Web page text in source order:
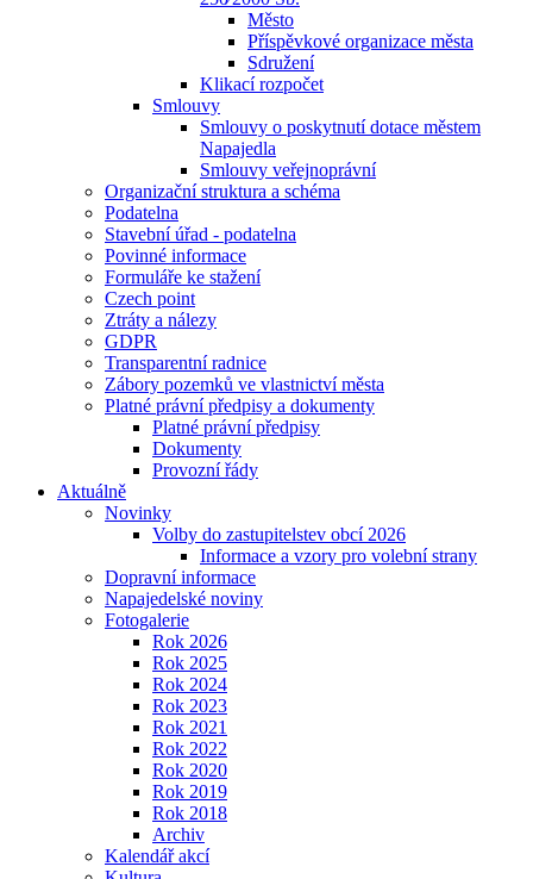
Město
Příspěvkové organizace města
Sdružení
Klikací rozpočet
Smlouvy
Smlouvy o poskytnutí dotace městem
Napajedla
Smlouvy veřejnoprávní
Organizační struktura a schéma
Podatelna
Stavební úřad - podatelna
Povinné informace
Formuláře ke stažení
Czech point
Ztráty a nálezy
GDPR
Transparentní radnice
Zábory pozemků ve vlastnictví města
Platné právní předpisy a dokumenty
Platné právní předpisy
Dokumenty
Provozní řády
Aktuálně
Novinky
Volby do zastupitelstev obcí 2026
Informace a vzory pro volební strany
Dopravní informace
Napajedelské noviny
Fotogalerie
Rok 2026
Rok 2025
Rok 2024
Rok 2023
Rok 2021
Rok 2022
Rok 2020
Rok 2019
Rok 2018
Archiv
Kalendář akcí